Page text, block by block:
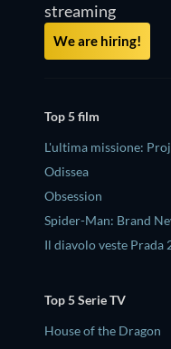
streaming
We are hiring!
Top 5 film
L'ultima missione:
Odissea
Obsession
Spider-Man: Brand
Il diavolo veste Prada
Top 5 Serie TV
House of the Dragon